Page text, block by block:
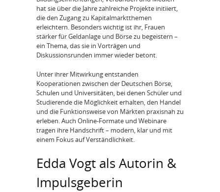
hat sie über die Jahre zahlreiche Projekte initiiert,
die den Zugang zu Kapitalmarktthemen
erleichtern. Besonders wichtig ist ihr, Frauen
stärker für Geldanlage und Börse zu begeistern –
ein Thema, das sie in Vorträgen und
Diskussionsrunden immer wieder betont.
Unter ihrer Mitwirkung entstanden
Kooperationen zwischen der Deutschen Börse,
Schulen und Universitäten, bei denen Schüler und
Studierende die Möglichkeit erhalten, den Handel
und die Funktionsweise von Märkten praxisnah zu
erleben. Auch Online-Formate und Webinare
tragen ihre Handschrift – modern, klar und mit
einem Fokus auf Verständlichkeit.
Edda Vogt als Autorin &
Impulsgeberin